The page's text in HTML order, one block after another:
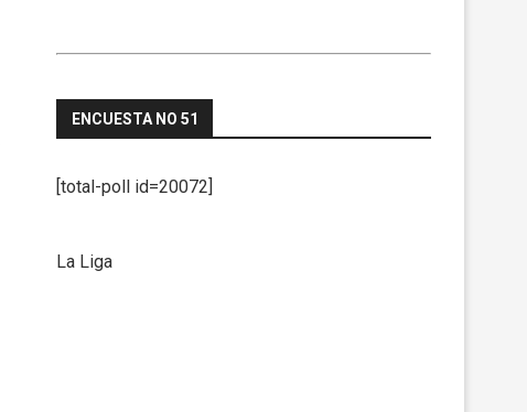
ENCUESTA NO 51
[total-poll id=20072]
La Liga